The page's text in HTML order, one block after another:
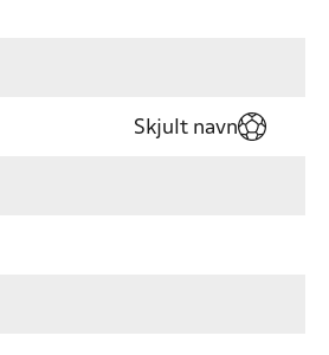
Skjult navn